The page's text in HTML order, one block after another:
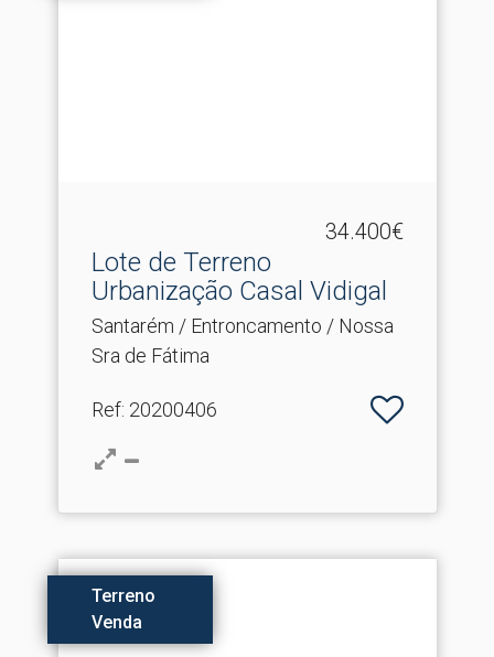
34.400€
Lote de Terreno
Urbanização Casal Vidigal
Santarém / Entroncamento / Nossa
Sra de Fátima
Ref: 20200406
Terreno
Venda